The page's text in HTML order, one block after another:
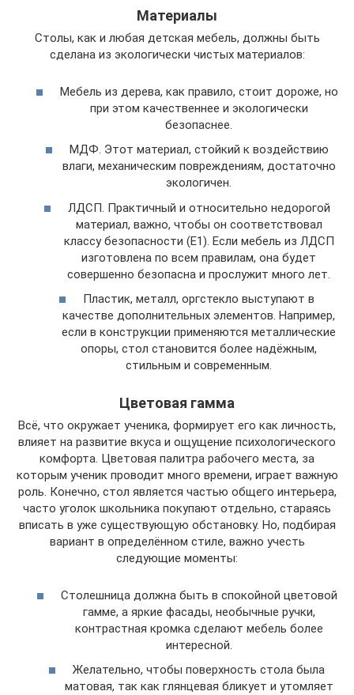
Материалы
Столы, как и любая детская мебель, должны быть
сделана из экологически чистых материалов:
Мебель из дерева, как правило, стоит дороже, но
при этом качественнее и экологически
безопаснее.
МДФ. Этот материал, стойкий к воздействию
влаги, механическим повреждениям, достаточно
экологичен.
ЛДСП. Практичный и относительно недорогой
материал, важно, чтобы он соответствовал
классу безопасности (Е1). Если мебель из ЛДСП
изготовлена по всем правилам, она будет
совершенно безопасна и прослужит много лет.
Пластик, металл, оргстекло выступают в
качестве дополнительных элементов. Например,
если в конструкции применяются металлические
опоры, стол становится более надёжным,
стильным и современным.
Цветовая гамма
Всё, что окружает ученика, формирует его как личность,
влияет на развитие вкуса и ощущение психологического
комфорта. Цветовая палитра рабочего места, за
которым ученик проводит много времени, играет важную
роль. Конечно, стол является частью общего интерьера,
часто уголок школьника покупают отдельно, стараясь
вписать в уже существующую обстановку. Но, подбирая
вариант в определённом стиле, важно учесть
следующие моменты:
Столешница должна быть в спокойной цветовой
гамме, а яркие фасады, необычные ручки,
контрастная кромка сделают мебель более
интересной.
Желательно, чтобы поверхность стола была
матовая, так как глянцевая бликует и утомляет